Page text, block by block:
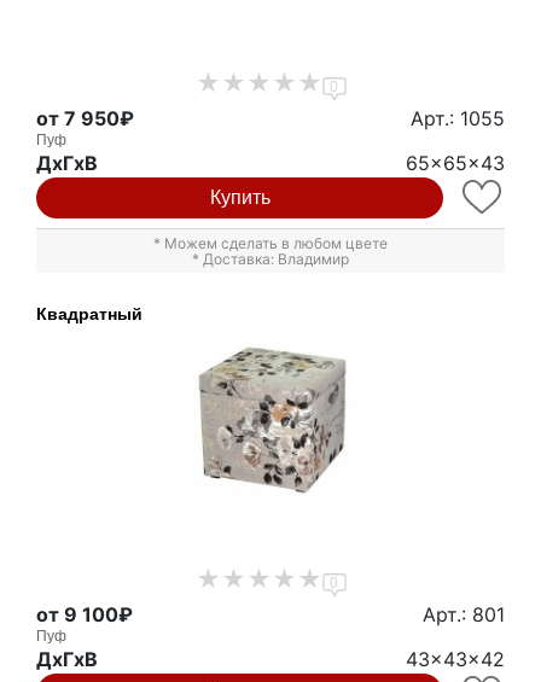
0
от 7 950₽ Арт.: 1055
Пуф
ДxГxВ 65x65x43
Купить
* Можем сделать в любом цвете
* Доставка: Владимир
Квадратный
0
от 9 100₽ Арт.: 801
Пуф
ДxГxВ 43x43x42